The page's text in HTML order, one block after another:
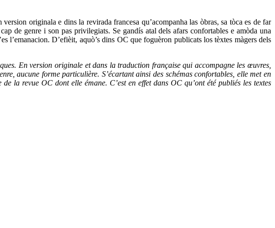
originala e dins la revirada francesa qu’acompanha las òbras, sa tòca es de far
de genre i son pas privilegiats. Se gandís atal dels afars confortables e amòda una
l’emanacion. D’efièit, aquò’s dins OC que foguèron publicats los tèxtes màgers dels
En version originale et dans la traduction française qui accompagne les œuvres,
aucune forme particulière. S’écartant ainsi des schémas confortables, elle met en
la revue OC dont elle émane. C’est en effet dans OC qu’ont été publiés les textes